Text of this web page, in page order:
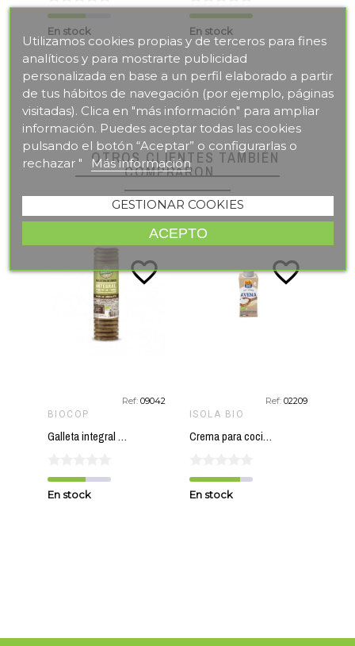
Utilizamos cookies propias y de terceros para fines
analíticos y para mostrarte publicidad
personalizada en base a un perfil elaborado a partir
de tus hábitos de navegación (por ejemplo, páginas
visitadas). Clica en "más información" para ampliar
información. Puedes aceptar todas las cookies
pulsando el botón “Aceptar” o configurarlas o
rechazar "
Más información
GESTIONAR COOKIES
ACEPTO
En stock En stock
OTROS CLIENTES TAMBIÉN
COMPRARON
Ref: 09042
BIOCOP
Galleta integral chips chocolate BIOCOP 250 gr BIO
En stock
favorite_border
Ref: 02209
ISOLA BIO
Crema para cocinar avena ISOLA BIO 200 ml
En stock
favorite_border